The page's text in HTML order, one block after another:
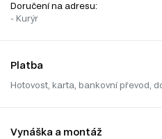
Doručení na adresu:
- Kurýr
Platba
Hotovost, karta, bankovní převod,
Vynáška a montáž